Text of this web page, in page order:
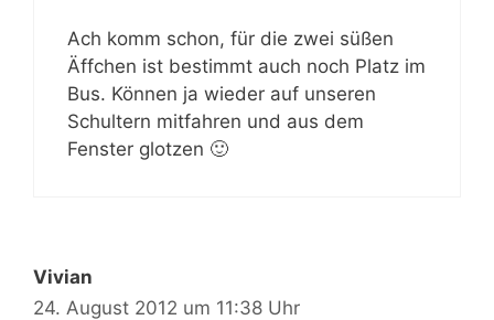
Ach komm schon, für die zwei süßen
Äffchen ist bestimmt auch noch Platz im
Bus. Können ja wieder auf unseren
Schultern mitfahren und aus dem
Fenster glotzen 🙂
Vivian
24. August 2012 um 11:38 Uhr